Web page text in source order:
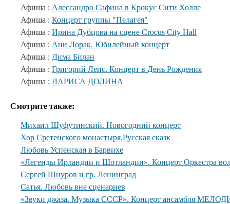
Афиша : Алессандро Сафина в Крокус Сити Холле
Афиша : Концерт группы "Пелагея"
Афиша : Ирина Дубцова на сцене Crocus City Hall
Афиша : Ани Лорак. Юбилейный концерт
Афиша : Дима Билан
Афиша : Григорий Лепс. Концерт в День Рождения
Афиша : ЛАРИСА ДОЛИНА
Смотрите также:
Михаил Шуфутинский. Новогодний концерт
Хор Сретенского монастыря.Русская сказк
Любовь Успенская в Барвихе
«Легенды Ирландии и Шотландии». Концерт Оркестра
Сергей Шнуров и гр. Ленинград
Сатья. Любовь вне сценариев
«Звуки джаза. Музыка СССР». Концерт ансамбля